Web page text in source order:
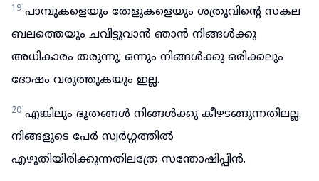
19 പാമ്പുകളെയും തേളുകളെയും ശത്രുവിന്റെ സകല
ബലത്തെയും ചവിട്ടുവാൻ ഞാൻ നിങ്ങൾക്കു
അധികാരം തരുന്നു; ഒന്നും നിങ്ങൾക്കു ഒരിക്കലും
ദോഷം വരുത്തുകയും ഇല്ല.
20 എങ്കിലും ഭൂതങ്ങൾ നിങ്ങൾക്കു കീഴടങ്ങുന്നതിലല്ല.
നിങ്ങളുടെ പേർ സ്വർഗ്ഗത്തിൽ
എഴുതിയിരിക്കുന്നതിലത്രേ സന്തോഷിപ്പിൻ.